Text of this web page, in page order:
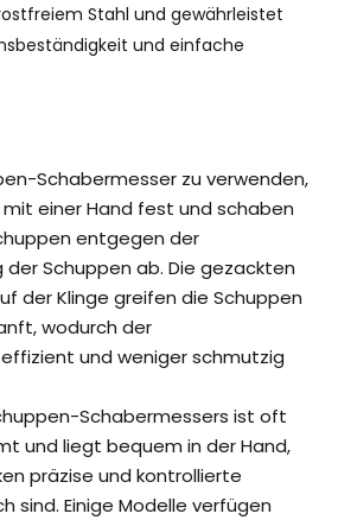
Stahl und gewährleistet
und einfache
Schabermesser zu verwenden,
mit einer Hand fest und schaben
entgegen der
Schuppen ab. Die gezackten
der Klinge greifen die Schuppen
wodurch der
und weniger schmutzig
Schabermessers ist oft
und liegt bequem in der Hand,
präzise und kontrollierte
sind. Einige Modelle verfügen